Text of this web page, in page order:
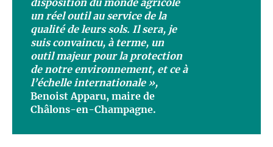
disposition dumonde agricole
unréel outilau service de la
qualitédeleurs sols. Il sera, je
suis convaincu, à terme, un
outil majeurpour la protection
denotre environnement, et ce à
l’échelle internationale»,
Benoist Apparu, maire de
Châlons-en-Champagne.